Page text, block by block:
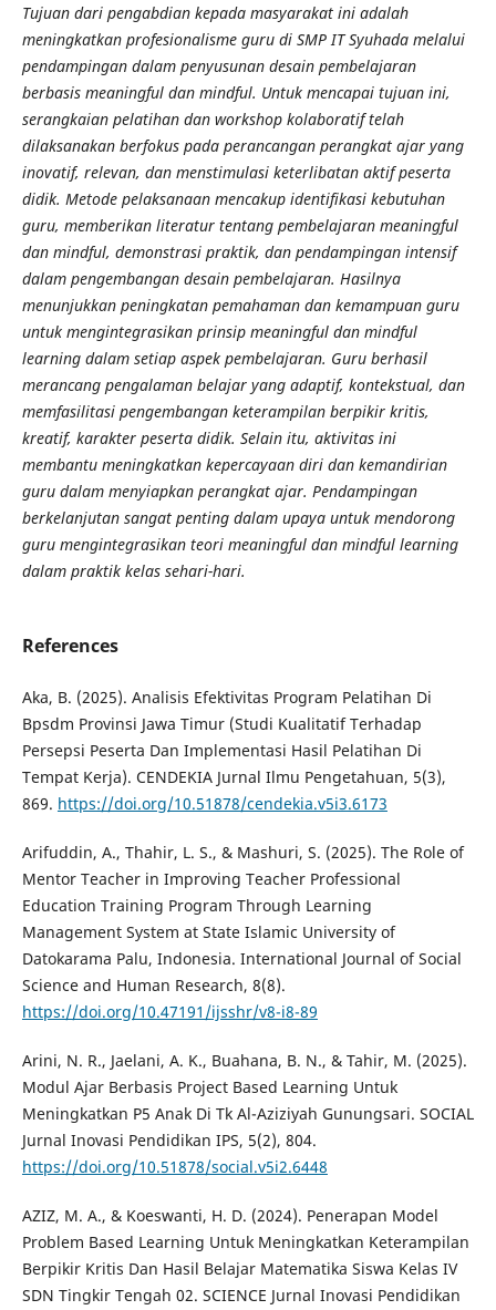
Tujuan dari pengabdian kepada masyarakat ini adalah
meningkatkan profesionalisme guru di SMP IT Syuhada melalui
pendampingan dalam penyusunan desain pembelajaran
berbasis meaningful dan mindful. Untuk mencapai tujuan ini,
serangkaian pelatihan dan workshop kolaboratif telah
dilaksanakan berfokus pada perancangan perangkat ajar yang
inovatif, relevan, dan menstimulasi keterlibatan aktif peserta
didik. Metode pelaksanaan mencakup identifikasi kebutuhan
guru, memberikan literatur tentang pembelajaran meaningful
dan mindful, demonstrasi praktik, dan pendampingan intensif
dalam pengembangan desain pembelajaran. Hasilnya
menunjukkan peningkatan pemahaman dan kemampuan guru
untuk mengintegrasikan prinsip meaningful dan mindful
learning dalam setiap aspek pembelajaran. Guru berhasil
merancang pengalaman belajar yang adaptif, kontekstual, dan
memfasilitasi pengembangan keterampilan berpikir kritis,
kreatif, karakter peserta didik. Selain itu, aktivitas ini
membantu meningkatkan kepercayaan diri dan kemandirian
guru dalam menyiapkan perangkat ajar. Pendampingan
berkelanjutan sangat penting dalam upaya untuk mendorong
guru mengintegrasikan teori meaningful dan mindful learning
dalam praktik kelas sehari-hari.
References
Aka, B. (2025). Analisis Efektivitas Program Pelatihan Di
Bpsdm Provinsi Jawa Timur (Studi Kualitatif Terhadap
Persepsi Peserta Dan Implementasi Hasil Pelatihan Di
Tempat Kerja). CENDEKIA Jurnal Ilmu Pengetahuan, 5(3),
869. https://doi.org/10.51878/cendekia.v5i3.6173
Arifuddin, A., Thahir, L. S., & Mashuri, S. (2025). The Role of
Mentor Teacher in Improving Teacher Professional
Education Training Program Through Learning
Management System at State Islamic University of
Datokarama Palu, Indonesia. International Journal of Social
Science and Human Research, 8(8).
https://doi.org/10.47191/ijsshr/v8-i8-89
Arini, N. R., Jaelani, A. K., Buahana, B. N., & Tahir, M. (2025).
Modul Ajar Berbasis Project Based Learning Untuk
Meningkatkan P5 Anak Di Tk Al-Aziziyah Gunungsari. SOCIAL
Jurnal Inovasi Pendidikan IPS, 5(2), 804.
https://doi.org/10.51878/social.v5i2.6448
AZIZ, M. A., & Koeswanti, H. D. (2024). Penerapan Model
Problem Based Learning Untuk Meningkatkan Keterampilan
Berpikir Kritis Dan Hasil Belajar Matematika Siswa Kelas IV
SDN Tingkir Tengah 02. SCIENCE Jurnal Inovasi Pendidikan